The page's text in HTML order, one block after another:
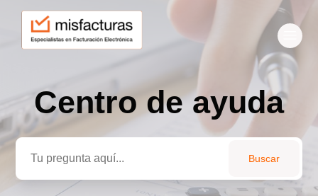
Búsqueda
Centro de ayuda